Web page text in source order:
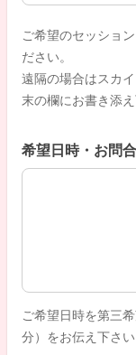
ご希望のセッショ
ださい。
遠隔の場合はスカ
末の欄にお書き添え
希望日時・お問
希望日時・お問合
ご希望日時を第三
分）をお伝え下さい